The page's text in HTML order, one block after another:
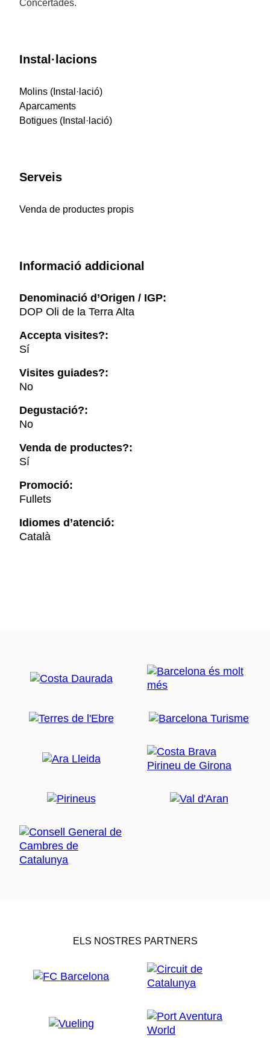
Concertades.
Instal·lacions
Molins (Instal·lació)
Aparcaments
Botigues (Instal·lació)
Serveis
Venda de productes propis
Informació addicional
Denominació d’Origen / IGP:
DOP Oli de la Terra Alta
Accepta visites?:
Sí
Visites guiades?:
No
Degustació?:
No
Venda de productes?:
Sí
Promoció:
Fullets
Idiomes d’atenció:
Català
ELS NOSTRES PARTNERS